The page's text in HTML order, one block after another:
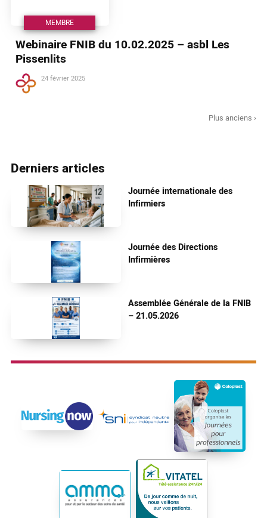
MEMBRE
Webinaire FNIB du 10.02.2025 – asbl Les
Pissenlits
24 février 2025
Plus anciens ›
Derniers articles
Journée internationale des
Infirmiers
Journée des Directions
Infirmières
Assemblée Générale de la FNIB
– 21.05.2026